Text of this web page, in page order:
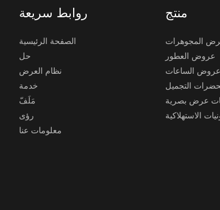
روابط سريعة
الصفحة الرئيسية
حل
نظام العرض
خدمة
مَلَفّ
رؤى
معلومات عنا
منتج
المجوهرات
عروض العطور
عروض الساعات
التجميل
عرض بصرية
الاستهلاكية